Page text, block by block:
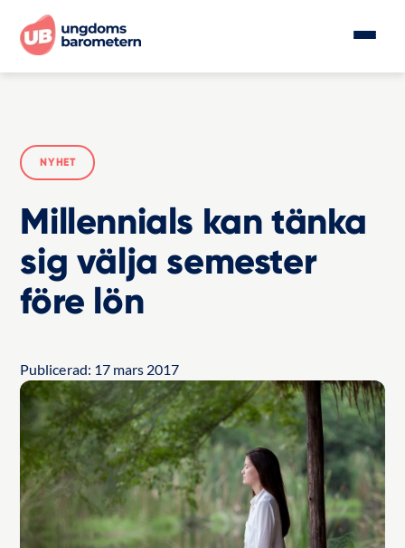
NYHET
Millennials kan tänka
sig välja semester
före lön
Publicerad: 17 mars 2017